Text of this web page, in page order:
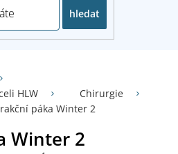
hledat
HLW
Chirurgie
páka Winter 2
Winter 2